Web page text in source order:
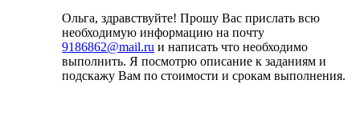
Ольга, здравствуйте! Прошу Вас прислать всю
необходимую информацию на почту
9186862@mail.ru и написать что необходимо
выполнить. Я посмотрю описание к заданиям и
подскажу Вам по стоимости и срокам выполнения.